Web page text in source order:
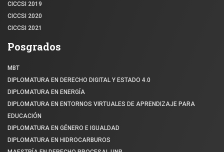
CICCSI 2019
CICCSI 2020
CICCSI 2021
Posgrados
MBT
DIPLOMATURA EN DERECHO DIGITAL Y ESTADO 4.0
DIPLOMATURA EN ENERGÍA
DIPLOMATURA EN ENTORNOS VIRTUALES DE APRENDIZAJE PARA
EDUCACIÓN
DIPLOMATURA EN GÉNERO E IGUALDAD
DIPLOMATURA EN HIDROCARBUROS